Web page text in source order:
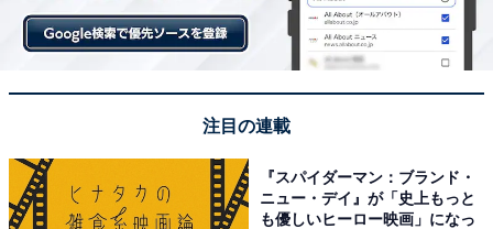
注目の連載
『スパイダーマン：ブランド・
ニュー・デイ』が「史上もっと
も優しいヒーロー映画」になっ